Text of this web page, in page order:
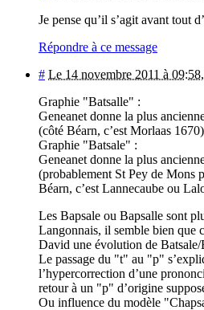
Je pense qu’il s’agit avant tout
Répondre à ce message
# Le 14 novembre 2011 à 09:58,
Graphie "Batsalle" :
Geneanet donne la plus
(côté Béarn, c’est Morlaas 1670)
Graphie "Batsale" :
Geneanet donne la plus
(probablement St Pey de Mons
Béarn, c’est Lannecaube ou
Les Bapsale ou Bapsalle sont
Langonnais, il semble bien que
David une évolution de Batsale/
Le passage du "t" au "p"
l’hypercorrection d’une
retour à un "p" d’origine
Ou influence du modèle